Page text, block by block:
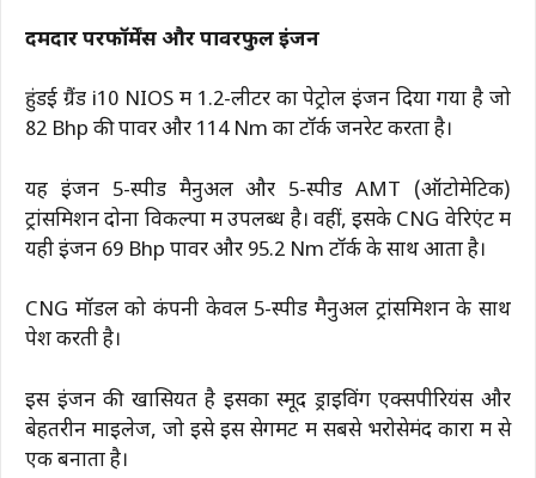
दमदार परफॉर्मेंस और पावरफुल इंजन
हुंडई ग्रैंड i10 NIOS में 1.2-लीटर का पेट्रोल इंजन दिया गया है जो
82 Bhp की पावर और 114 Nm का टॉर्क जनरेट करता है।
यह इंजन 5-स्पीड मैनुअल और 5-स्पीड AMT (ऑटोमेटिक)
ट्रांसमिशन दोनों विकल्पों में उपलब्ध है। वहीं, इसके CNG वेरिएंट में
यही इंजन 69 Bhp पावर और 95.2 Nm टॉर्क के साथ आता है।
CNG मॉडल को कंपनी केवल 5-स्पीड मैनुअल ट्रांसमिशन के साथ
पेश करती है।
इस इंजन की खासियत है इसका स्मूद ड्राइविंग एक्सपीरियंस और
बेहतरीन माइलेज, जो इसे इस सेगमेंट में सबसे भरोसेमंद कारों में से
एक बनाता है।